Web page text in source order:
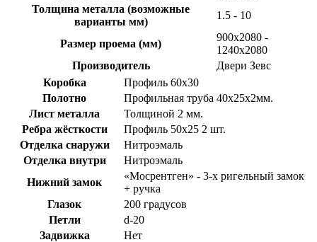
Толщина металла (возможные
варианты мм)
1.5 - 10
Размер проема (мм)
900х2080 -
1240х2080
Производитель
Двери Зевс
Коробка
Профиль 60х30
Полотно
Профильная труба 40х25х2мм.
Лист металла
Толщиной 2 мм.
Ребра жёсткости
Профиль 50х25 2 шт.
Отделка снаружи
Нитроэмаль
Отделка внутри
Нитроэмаль
Нижний замок
«Мосрентген» - 3-х ригельный замок
+ ручка
Глазок
200 градусов
Петли
d-20
Задвижка
Нет